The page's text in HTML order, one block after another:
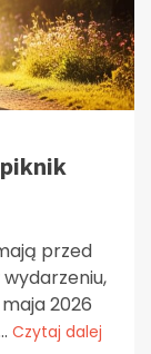
przed
2026
Czytaj dalej